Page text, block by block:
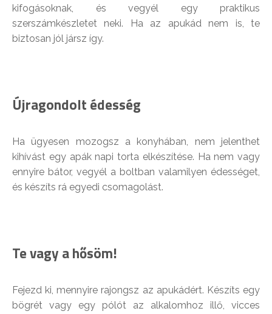
kifogásoknak, és vegyél egy praktikus
szerszámkészletet neki. Ha az apukád nem is, te
biztosan jól jársz így.
Újragondolt édesség
Ha ügyesen mozogsz a konyhában, nem jelenthet
kihívást egy apák napi torta elkészítése. Ha nem vagy
ennyire bátor, vegyél a boltban valamilyen édességet,
és készíts rá egyedi csomagolást.
Te vagy a hősöm!
Fejezd ki, mennyire rajongsz az apukádért. Készíts egy
bögrét vagy egy pólót az alkalomhoz illő, vicces